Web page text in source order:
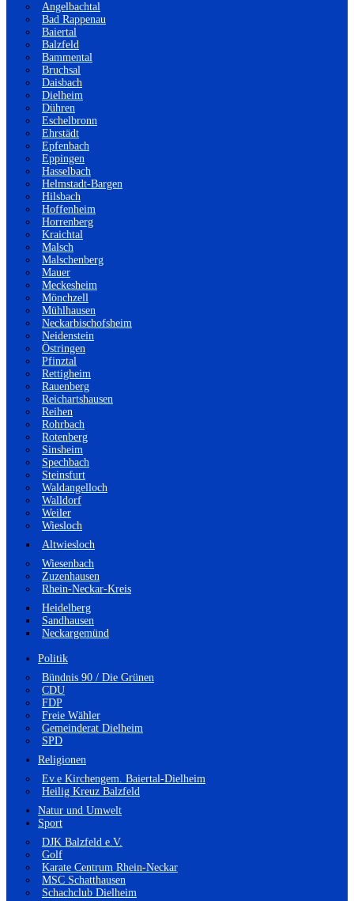
Angelbachtal
Bad Rappenau
Baiertal
Balzfeld
Bammental
Bruchsal
Daisbach
Dielheim
Dühren
Eschelbronn
Ehrstädt
Epfenbach
Eppingen
Hasselbach
Helmstadt-Bargen
Hilsbach
Hoffenheim
Horrenberg
Kraichtal
Malsch
Malschenberg
Mauer
Meckesheim
Mönchzell
Mühlhausen
Neckarbischofsheim
Neidenstein
Östringen
Pfinztal
Rettigheim
Rauenberg
Reichartshausen
Reihen
Rohrbach
Rotenberg
Sinsheim
Spechbach
Steinsfurt
Waldangelloch
Walldorf
Weiler
Wiesloch
Altwiesloch
Wiesenbach
Zuzenhausen
Rhein-Neckar-Kreis
Heidelberg
Sandhausen
Neckargemünd
Politik
Bündnis 90 / Die Grünen
CDU
FDP
Freie Wähler
Gemeinderat Dielheim
SPD
Religionen
Ev.e Kirchengem. Baiertal-Dielheim
Heilig Kreuz Balzfeld
Natur und Umwelt
Sport
DJK Balzfeld e.V.
Golf
Karate Centrum Rhein-Neckar
MSC Schatthausen
Schachclub Dielheim